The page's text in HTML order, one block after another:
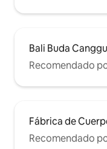
Bali Buda Canggu
Recomendado
Fábrica de
Recomendado